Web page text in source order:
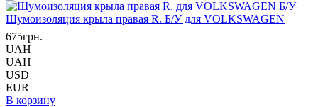
Шумоизоляция крыла правая R. Б/У для VOLKSWAGEN
675грн.
UAH
UAH
USD
EUR
В корзину